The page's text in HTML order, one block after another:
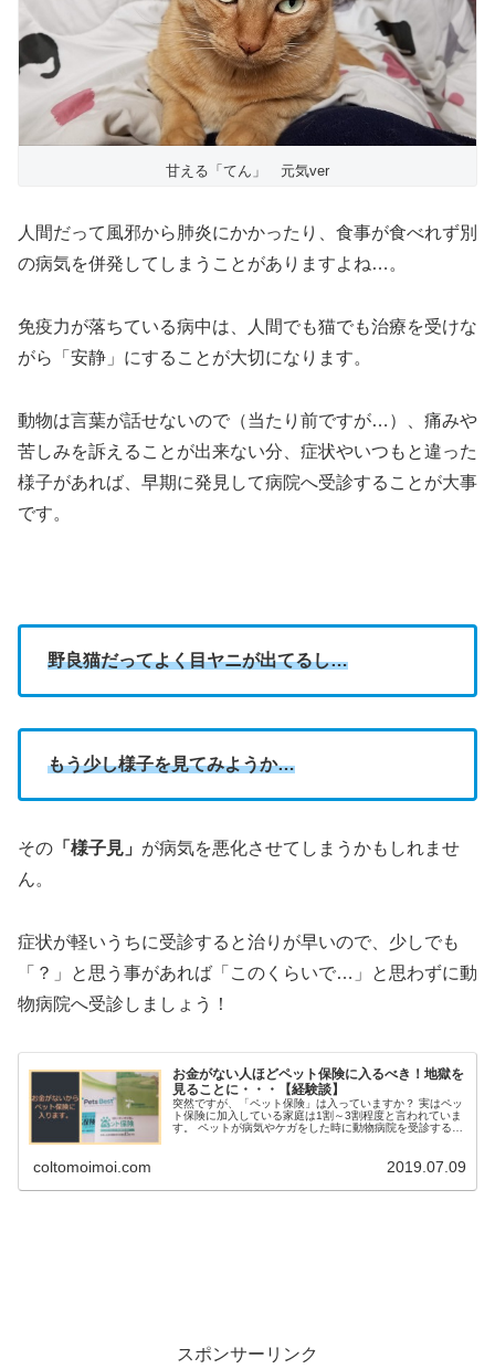
甘える「てん」 元気ver
人間だって風邪から肺炎にかかったり、食事が食べれず別
の病気を併発してしまうことがありますよね…。
免疫力が落ちている病中は、人間でも猫でも治療を受けな
がら「安静」にすることが大切になります。
動物は言葉が話せないので（当たり前ですが…）、痛みや
苦しみを訴えることが出来ない分、症状やいつもと違った
様子があれば、早期に発見して病院へ受診することが大事
です。
野良猫だってよく目ヤニが出てるし…
もう少し様子を見てみようか…
その 「様子見」 が病気を悪化させてしまうかもしれませ
ん。
症状が軽いうちに受診すると治りが早いので、少しでも
「？」と思う事があれば「このくらいで…」と思わずに動
物病院へ受診しましょう！
お金がない人ほどペット保険に入るべき！地獄を
見ることに・・・【経験談】
突然ですが、「ペット保険」は入っていますか？ 実はペッ
ト保険に加入している家庭は1割～3割程度と言われていま
す。 ペットが病気やケガをした時に動物病院を受診すると
coltomoimoi.com 2019.07.09
スポンサーリンク